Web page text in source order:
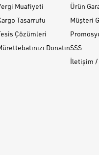
Muafiyeti
Tasarrufu
Çözümleri
Donatın
Ürün
Müşteri
SSS
İletişim /